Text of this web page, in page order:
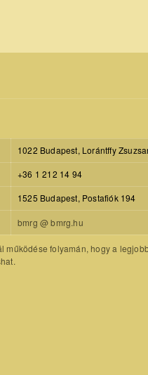
1022 Budapest, Lorántffy
+36 1 212 14 94
1525 Budapest, Postafiók 194
bmrg @ bmrg.hu
működése folyamán, hogy a